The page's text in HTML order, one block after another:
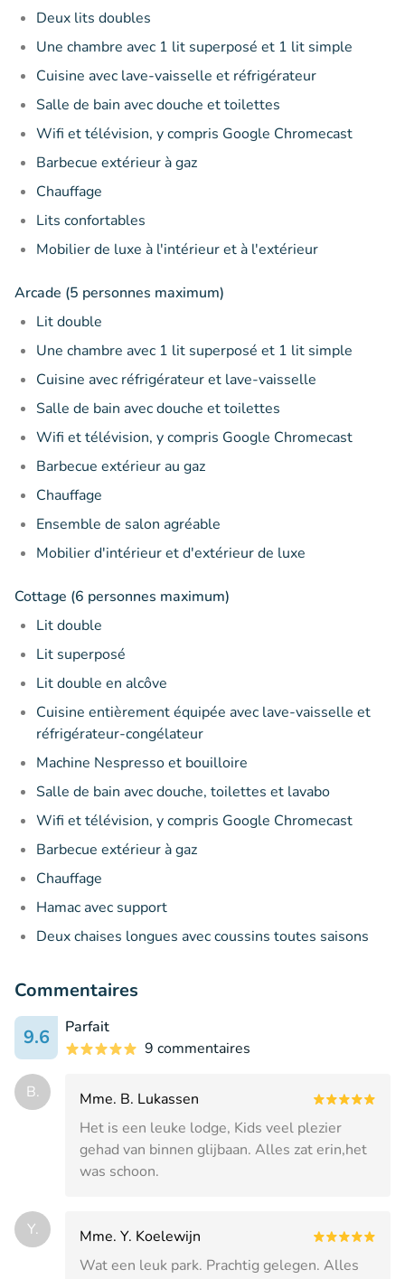
Deux lits doubles
Une chambre avec 1 lit superposé et 1 lit simple
Cuisine avec lave-vaisselle et réfrigérateur
Salle de bain avec douche et toilettes
Wifi et télévision, y compris Google Chromecast
Barbecue extérieur à gaz
Chauffage
Lits confortables
Mobilier de luxe à l'intérieur et à l'extérieur
Arcade (5 personnes maximum)
Lit double
Une chambre avec 1 lit superposé et 1 lit simple
Cuisine avec réfrigérateur et lave-vaisselle
Salle de bain avec douche et toilettes
Wifi et télévision, y compris Google Chromecast
Barbecue extérieur au gaz
Chauffage
Ensemble de salon agréable
Mobilier d'intérieur et d'extérieur de luxe
Cottage (6 personnes maximum)
Lit double
Lit superposé
Lit double en alcôve
Cuisine entièrement équipée avec lave-vaisselle et
réfrigérateur-congélateur
Machine Nespresso et bouilloire
Salle de bain avec douche, toilettes et lavabo
Wifi et télévision, y compris Google Chromecast
Barbecue extérieur à gaz
Chauffage
Hamac avec support
Deux chaises longues avec coussins toutes saisons
Commentaires
9.6
Parfait
9 commentaires
B.
Mme. B. Lukassen
Het is een leuke lodge, Kids veel plezier
gehad van binnen glijbaan. Alles zat erin,het
was schoon.
Y.
Mme. Y. Koelewijn
Wat een leuk park. Prachtig gelegen. Alles